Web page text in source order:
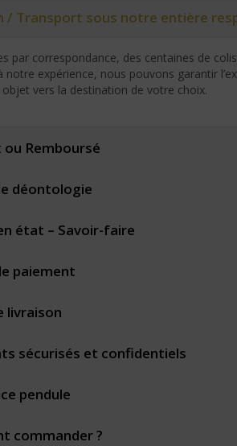
/ Transport sous notre entière
par correspondance, des centaines de
notre expérience, nous pouvons garantir
objet vers la destination de votre choix.
Remboursé
déontologie
état – Savoir-faire
paiement
livraison
sécurisés et confidentiels
pendule
commander ?